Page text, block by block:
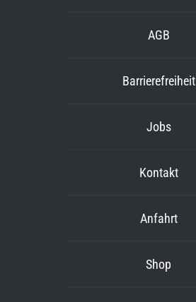
AGB
Barrierefreiheit
Jobs
Kontakt
Anfahrt
Shop